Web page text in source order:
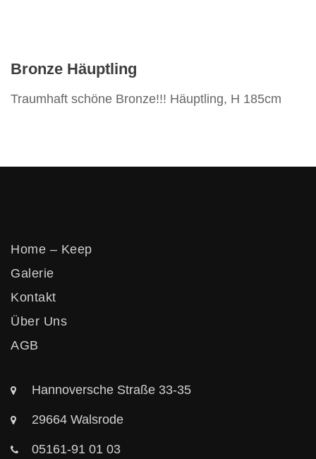
Bronze Häuptling
Traumhaft schöne Bronze!!! Häuptling, H 185cm
Home – Keep
Galerie
Kontakt
Über Uns
AGB
Hannoversche Straße 33-35
29664 Walsrode
05161-91 01 03